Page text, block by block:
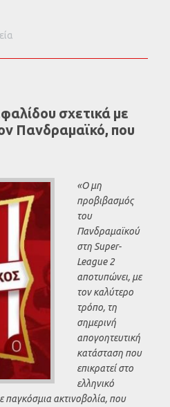
σχετικά με
Πανδραμαϊκό, που
«Ο μη
προβιβασμός
του
Πανδραμαϊκού
στη Super-
League 2
αποτυπώνει, με
τον καλύτερο
τρόπο, τη
σημερινή
απογοητευτική
κατάσταση που
επικρατεί στο
ελληνικό
ακτινοβολία, που